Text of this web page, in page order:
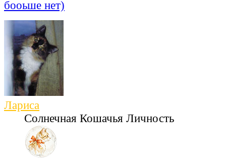
бооьше нет)
Лариса
Солнечная Кошачья Личность